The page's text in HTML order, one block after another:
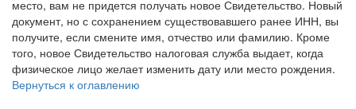
место, вам не придется получать новое Свидетельство. Новый
документ, но с сохранением существовавшего ранее ИНН, вы
получите, если смените имя, отчество или фамилию. Кроме
того, новое Свидетельство налоговая служба выдает, когда
физическое лицо желает изменить дату или место рождения.
Вернуться к оглавлению